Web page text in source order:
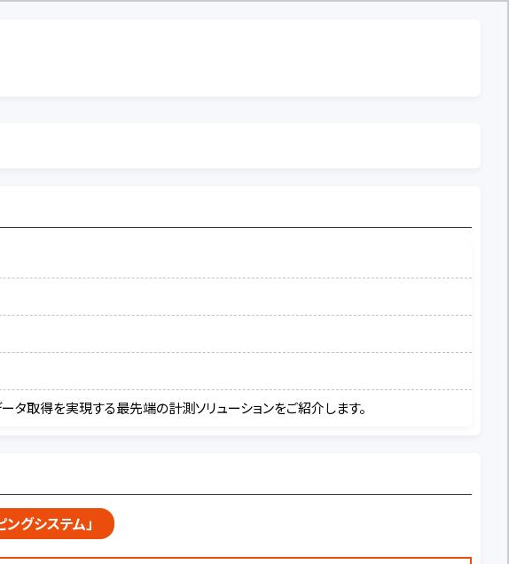
タ取得を実現する最先端の計測ソリューションをご紹介します。
グシステム」